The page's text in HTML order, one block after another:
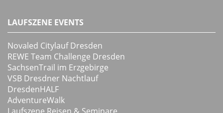
LAUFSZENE EVENTS
Novaled Citylauf Dresden
REWE Team Challenge Dresden
SachsenTrail im Erzgebirge
VSB Dresdner Nachtlauf
DresdenHALF
AdventureWalk